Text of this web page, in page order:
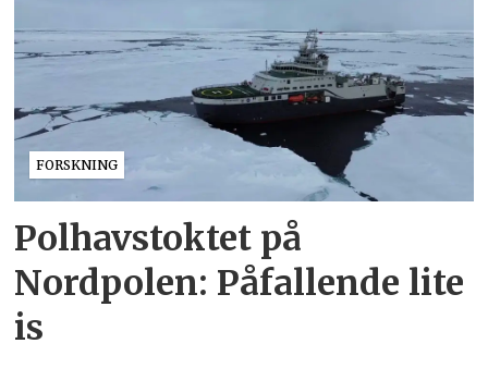
FORSKNING
Polhavstoktet på
Nordpolen: Påfallende lite
is